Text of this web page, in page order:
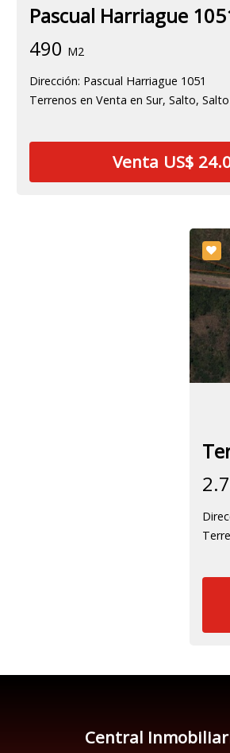
Pascual Harriague
490 M2
Dirección: Pascual Harriague 1051
Terrenos en Venta en Sur, Salto, Salto
Venta US$
Central